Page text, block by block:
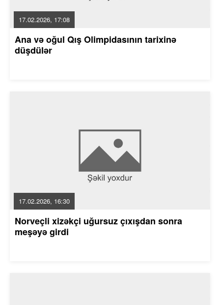
17.02.2026, 17:08
Ana və oğul Qış Olimpidasının tarixinə
düşdülər
17.02.2026, 16:30
Norveçli xizəkçi uğursuz çıxışdan sonra
meşəyə girdi